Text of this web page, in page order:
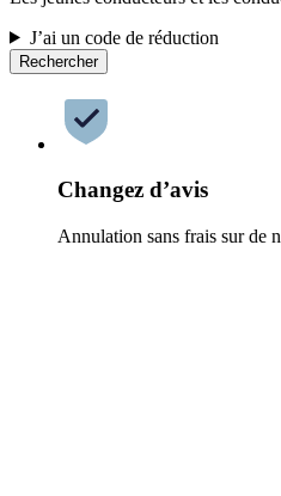
J’ai un code de réduction
Rechercher
Changez d’avis
Annulation sans frais sur de